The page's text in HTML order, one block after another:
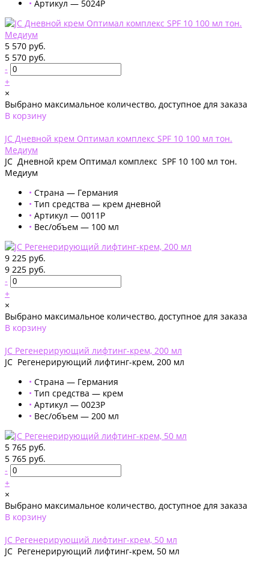
• Артикул — 5024P
5 570 руб.
5 570 руб.
-
+
×
Выбрано максимальное количество, доступное для заказа
В корзину
JC Дневной крем Оптимал комплекс SPF 10 100 мл тон.
Медиум
JC Дневной крем Оптимал комплекс SPF 10 100 мл тон.
Медиум
• Страна — Германия
• Тип средства — крем дневной
• Артикул — 0011P
• Вес/объем — 100 мл
9 225 руб.
9 225 руб.
-
+
×
Выбрано максимальное количество, доступное для заказа
В корзину
JC Регенерирующий лифтинг-крем, 200 мл
JC Регенерирующий лифтинг-крем, 200 мл
• Страна — Германия
• Тип средства — крем
• Артикул — 0023P
• Вес/объем — 200 мл
5 765 руб.
5 765 руб.
-
+
×
Выбрано максимальное количество, доступное для заказа
В корзину
JC Регенерирующий лифтинг-крем, 50 мл
JC Регенерирующий лифтинг-крем, 50 мл